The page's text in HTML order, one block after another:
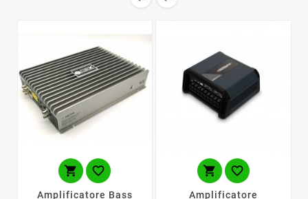
 
Amplificatore Bass
 
Amplificatore